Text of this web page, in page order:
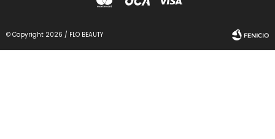
© Copyright 2026 / FLO BEAUTY